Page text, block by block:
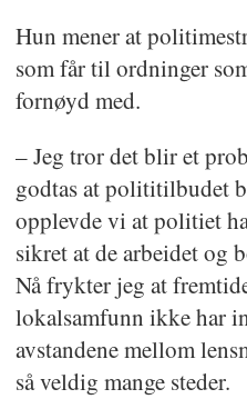
Hun mener at
som får til ordninger
fornøyd med.
– Jeg tror det blir et
godtas at polititilbudet
opplevde vi at politiet
sikret at de arbeidet og
Nå frykter jeg at
lokalsamfunn ikke har
avstandene mellom
så veldig mange steder.